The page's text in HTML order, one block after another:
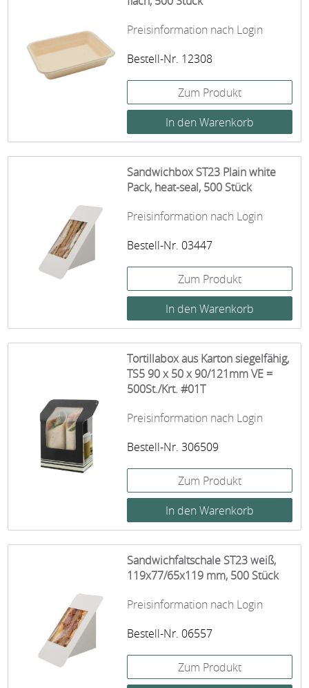
Preisinformation nach Login
Bestell-Nr. 12308
Zum Produkt
Sandwichbox ST23 Plain white
Pack, heat-seal, 500 Stück
Preisinformation nach Login
Bestell-Nr. 03447
Zum Produkt
Tortillabox aus Karton siegelfähig,
TS5 90 x 50 x 90/121mm VE =
500St./Krt. #01T
Preisinformation nach Login
Bestell-Nr. 306509
Zum Produkt
Sandwichfaltschale ST23 weiß,
119x77/65x119 mm, 500 Stück
Preisinformation nach Login
Bestell-Nr. 06557
Zum Produkt